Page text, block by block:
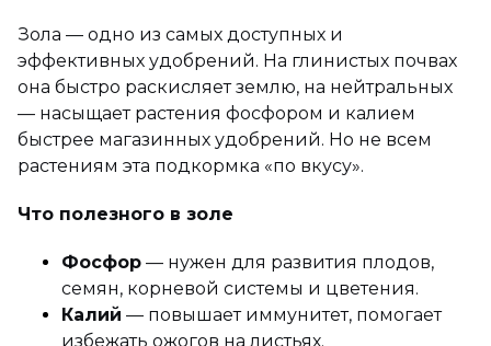
Зола — одно из самых доступных и
эффективных удобрений. На глинистых почвах
она быстро раскисляет землю, на нейтральных
— насыщает растения фосфором и калием
быстрее магазинных удобрений. Но не всем
растениям эта подкормка «по вкусу».
Что полезного в золе
Фосфор — нужен для развития плодов,
семян, корневой системы и цветения.
Калий — повышает иммунитет, помогает
избежать ожогов на листьях.